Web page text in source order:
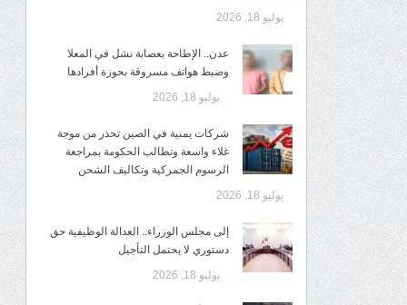
يوليو 18, 2026
عدن.. الإطاحة بعصابة نشل في المعلا
وضبط هواتف مسروقة بحوزة أفرادها
يوليو 18, 2026
شركات يمنية في الصين تحذر من موجة
غلاء واسعة وتطالب الحكومة بمراجعة
الرسوم الجمركية وتكاليف الشحن
يوليو 18, 2026
إلى مجلس الوزراء.. العدالة الوظيفية حق
دستوري لا يحتمل التأجيل
يوليو 18, 2026